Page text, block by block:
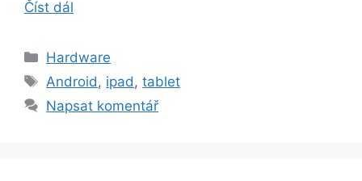
Číst dál
Rubriky
Hardware
Štítky
Android , ipad ,tablet
Napsat komentář